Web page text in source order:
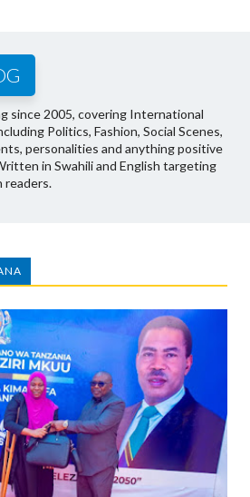
since 2005, covering International
Politics, Fashion, Social Scenes,
personalities and anything positive
in Swahili and English targeting
readers.